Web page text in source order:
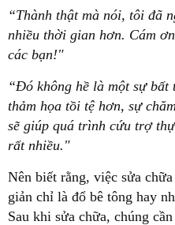
“Thành thật mà nói, tôi đã
nhiều thời gian hơn. Cám
các bạn!"
“Đó không hề là một sự bất
thảm họa tồi tệ hơn, sự
sẽ giúp quá trình cứu trợ
rất nhiều."
Nên biết rằng, việc sửa
giản chỉ là đổ bê tông hay
Sau khi sửa chữa, chúng